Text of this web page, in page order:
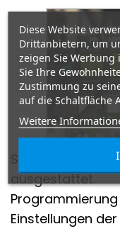
Steuerung ZLJ24
Einstellungen
Diese Website
Drittanbietern, um
zeigen Sie
Sie Ihre
Zustimmung zu
auf die Schaltfläche
Weitere